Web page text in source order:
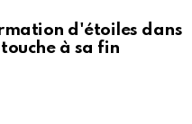
d'étoiles dans
à sa fin